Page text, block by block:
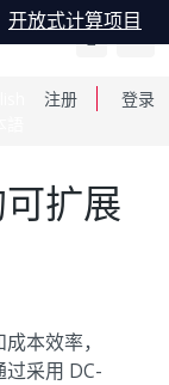
注册 登录
开放式计算项目
扩展
本效率，
采用 DC-